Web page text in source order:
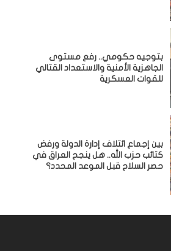
بتوجيه حكومي.. رفع مستوى
الجاهزية الأمنية والاستعداد القتالي
للقوات العسكرية
بين إجماع ائتلاف إدارة الدولة ورفض
كتائب حزب الله.. هل ينجح العراق في
حصر السلاح قبل الموعد المحدد؟